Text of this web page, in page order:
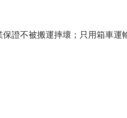
證不被搬運摔壞；只用箱車運